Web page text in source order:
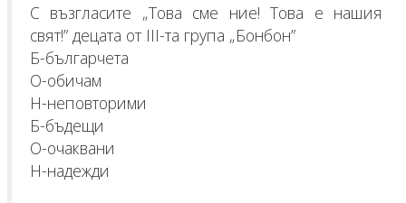
С възгласите „Това сме ние! Това е нашия
свят!” децата от ІІІ-та група „Бонбон”
Б-българчета
О-обичам
Н-неповторими
Б-бъдещи
О-очаквани
Н-надежди